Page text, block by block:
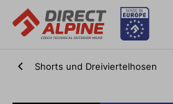
Shorts und Dreiviertelhosen